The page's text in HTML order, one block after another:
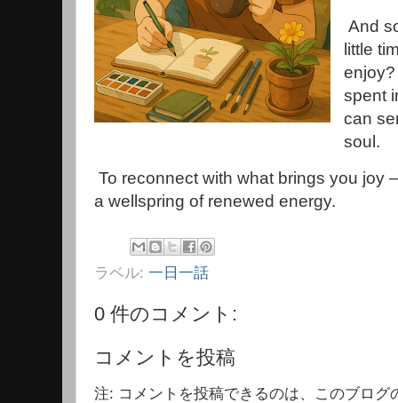
And
little
spent
can
soul.
To reconnect with what brings you joy
a wellspring of renewed energy.
ラベル: 一日一話
0 件のコメント:
コメントを投稿
注: コメントを投稿できるのは、このブログ